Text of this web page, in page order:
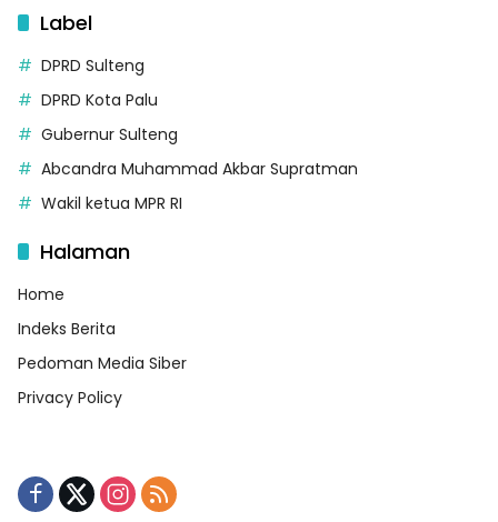
Label
DPRD Sulteng
DPRD Kota Palu
Gubernur Sulteng
Abcandra Muhammad Akbar Supratman
Wakil ketua MPR RI
Halaman
Home
Indeks Berita
Pedoman Media Siber
Privacy Policy